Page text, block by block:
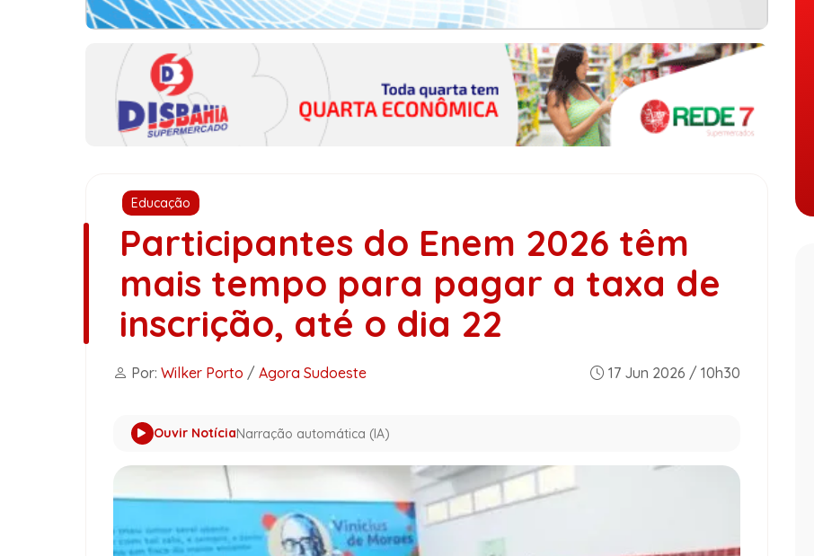
Educação
Participantes do Enem 2026 têm
mais tempo para pagar a taxa de
inscrição, até o dia 22
Por: Wilker Porto / Agora Sudoeste 17 Jun 2026 / 10h30
Ouvir NotíciaNarração automática (IA)